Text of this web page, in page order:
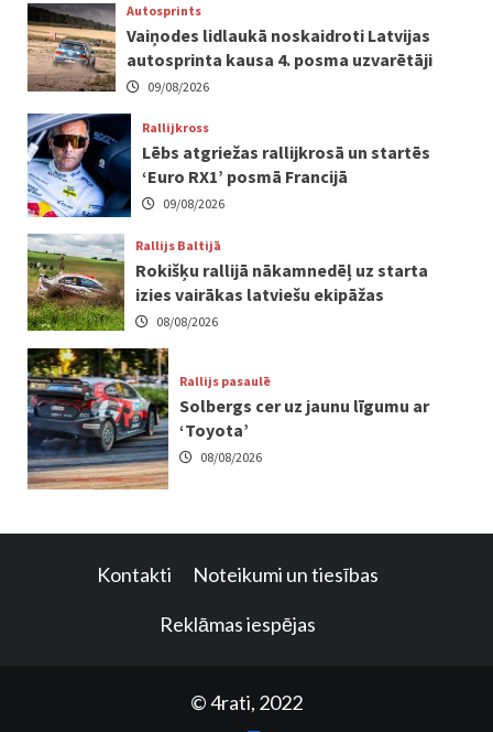
Autosprints
Vaiņodes lidlaukā noskaidroti Latvijas
autosprinta kausa 4. posma uzvarētāji
09/08/2026
Rallijkross
Lēbs atgriežas rallijkrosā un startēs
‘Euro RX1’ posmā Francijā
09/08/2026
Rallijs Baltijā
Rokišķu rallijā nākamnedēļ uz starta
izies vairākas latviešu ekipāžas
08/08/2026
Rallijs pasaulē
Solbergs cer uz jaunu līgumu ar
‘Toyota’
08/08/2026
Kontakti Noteikumi un tiesības
Reklāmas iespējas
© 4rati, 2022